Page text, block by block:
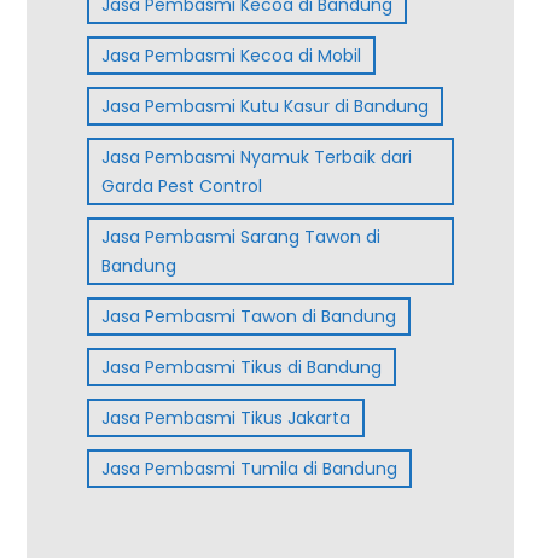
Jasa Pembasmi Kecoa di Mobil
Jasa Pembasmi Kutu Kasur di Bandung
Jasa Pembasmi Nyamuk Terbaik dari
Garda Pest Control
Jasa Pembasmi Sarang Tawon di
Bandung
Jasa Pembasmi Tawon di Bandung
Jasa Pembasmi Tikus di Bandung
Jasa Pembasmi Tikus Jakarta
Jasa Pembasmi Tumila di Bandung